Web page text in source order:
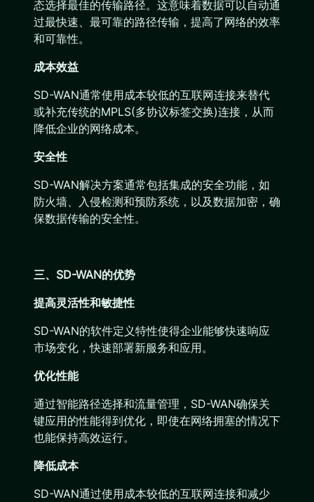
态选择最佳的传输路径。这意味着数据可以自动通
过最快速、最可靠的路径传输，提高了网络的效率
和可靠性。
成本效益
SD-WAN通常使用成本较低的互联网连接来替代
或补充传统的MPLS(多协议标签交换)连接，从而
降低企业的网络成本。
安全性
SD-WAN解决方案通常包括集成的安全功能，如
防火墙、入侵检测和预防系统，以及数据加密，确
保数据传输的安全性。
三、SD-WAN的优势
提高灵活性和敏捷性
SD-WAN的软件定义特性使得企业能够快速响应
市场变化，快速部署新服务和应用。
优化性能
通过智能路径选择和流量管理，SD-WAN确保关
键应用的性能得到优化，即使在网络拥塞的情况下
也能保持高效运行。
降低成本
SD-WAN通过使用成本较低的互联网连接和减少